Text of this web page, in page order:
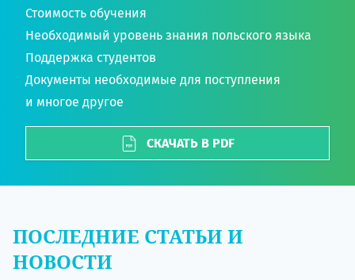
Стоимость обучения
Необходимый уровень знания польского языка
Поддержка студентов
Документы необходимые для поступления
и многое другое
СКАЧАТЬ В PDF
ПОСЛЕДНИЕ СТАТЬИ И
НОВОСТИ